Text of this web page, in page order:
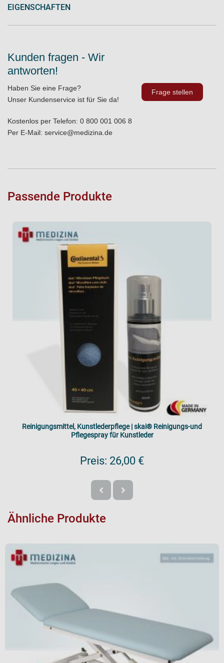
EIGENSCHAFTEN
Kunden fragen - Wir
antworten!
Haben Sie eine Frage?
Unser Kundenservice ist für Sie da!
Kostenlos per Telefon: 0 800 001 006 8
Per E-Mail: service@medizina.de
Frage stellen
Passende Produkte
Reinigungsmittel, Kunstlederpflege | skai® Reinigungs-und
Pflegespray für Kunstleder
Preis: 26,00 €
Ähnliche Produkte